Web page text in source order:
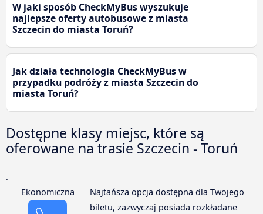
W jaki sposób CheckMyBus wyszukuje
najlepsze oferty autobusowe z miasta
Szczecin do miasta Toruń?
Jak działa technologia CheckMyBus w
przypadku podróży z miasta Szczecin do
miasta Toruń?
Dostępne klasy miejsc, które są
oferowane na trasie Szczecin - Toruń
.
Ekonomiczna
Najtańsza opcja dostępna dla Twojego
biletu, zazwyczaj posiada rozkładane